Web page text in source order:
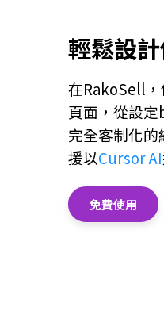
輕鬆設
在RakoSell
頁面，從設
完全客制化
援以Cursor AI
免費使用